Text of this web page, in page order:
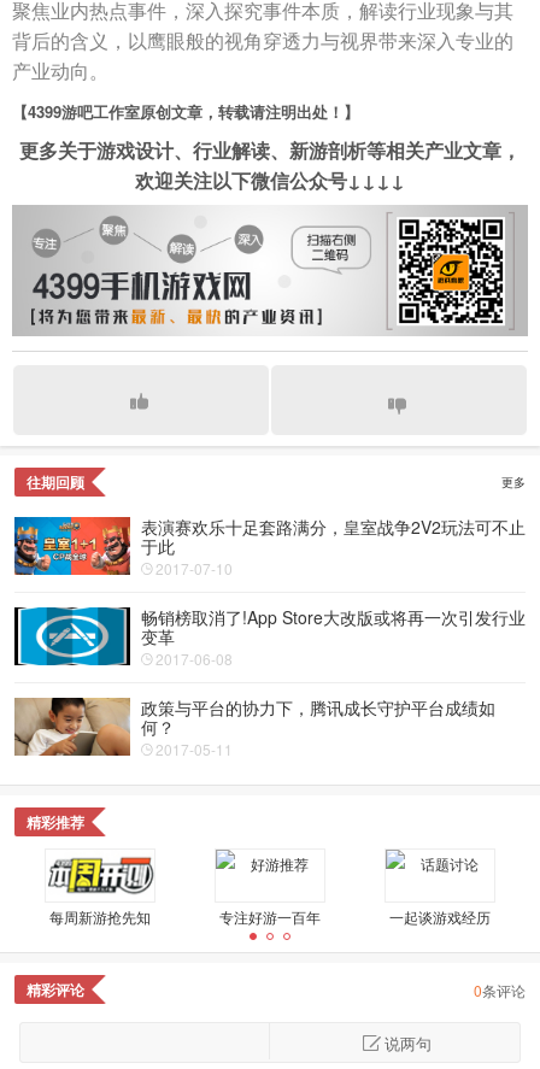
聚焦业内热点事件，深入探究事件本质，解读行业现象与其
背后的含义，以鹰眼般的视角穿透力与视界带来深入专业的
产业动向。
【4399游吧工作室原创文章，转载请注明出处！】
更多关于游戏设计、行业解读、新游剖析等相关产业文章，
欢迎关注以下微信公众号↓↓↓↓
往期回顾 更多
表演赛欢乐十足套路满分，皇室战争2V2玩法可不止
于此
2017-07-10
畅销榜取消了!App Store大改版或将再一次引发行业
变革
2017-06-08
政策与平台的协力下，腾讯成长守护平台成绩如
何？
2017-05-11
精彩推荐
每周新游抢先知 专注好游一百年 一起谈游戏经历
不是好玩就是奇葩
精彩评论 0条评论
说两句